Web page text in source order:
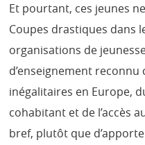
Et pourtant, ces jeunes
Coupes drastiques dans
organisations de
d’enseignement
inégalitaires en Europe,
cohabitant et de l’accès
bref, plutôt que